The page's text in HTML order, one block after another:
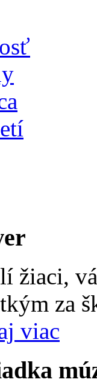
žiaci,
za
viac